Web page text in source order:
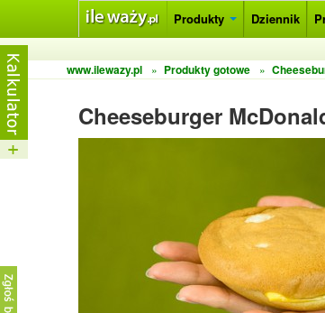
Produkty Dziennik
www.ilewazy.pl
» Produkty gotowe »
Cheeseburger